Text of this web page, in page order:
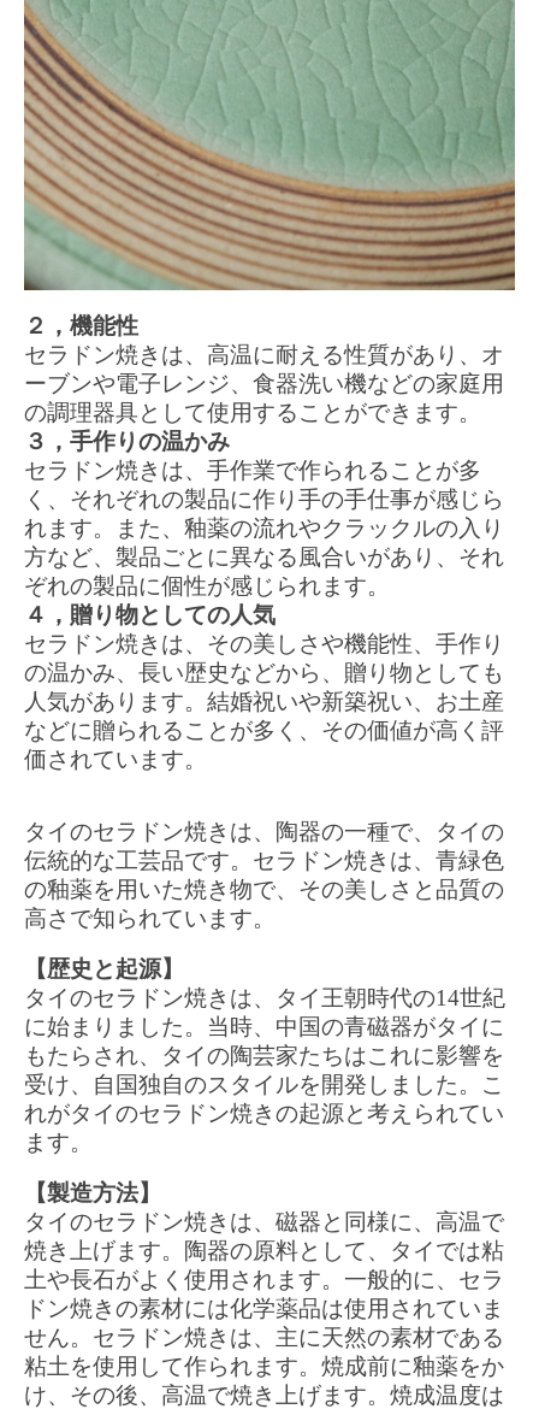
２，機能性
セラドン焼きは、高温に耐える性質があり、オ
ーブンや電子レンジ、食器洗い機などの家庭用
の調理器具として使用することができます。
３，手作りの温かみ
セラドン焼きは、手作業で作られることが多
く、それぞれの製品に作り手の手仕事が感じら
れます。また、釉薬の流れやクラックルの入り
方など、製品ごとに異なる風合いがあり、それ
ぞれの製品に個性が感じられます。
４，贈り物としての人気
セラドン焼きは、その美しさや機能性、手作り
の温かみ、長い歴史などから、贈り物としても
人気があります。結婚祝いや新築祝い、お土産
などに贈られることが多く、その価値が高く評
価されています。
タイのセラドン焼きは、陶器の一種で、タイの
伝統的な工芸品です。セラドン焼きは、青緑色
の釉薬を用いた焼き物で、その美しさと品質の
高さで知られています。
【歴史と起源】
タイのセラドン焼きは、タイ王朝時代の14世紀
に始まりました。当時、中国の青磁器がタイに
もたらされ、タイの陶芸家たちはこれに影響を
受け、自国独自のスタイルを開発しました。こ
れがタイのセラドン焼きの起源と考えられてい
ます。
【製造方法】
タイのセラドン焼きは、磁器と同様に、高温で
焼き上げます。陶器の原料として、タイでは粘
土や長石がよく使用されます。一般的に、セラ
ドン焼きの素材には化学薬品は使用されていま
せん。セラドン焼きは、主に天然の素材である
粘土を使用して作られます。焼成前に釉薬をか
け、その後、高温で焼き上げます。焼成温度は